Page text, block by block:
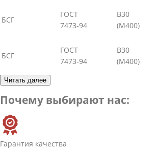
БСГ
ГОСТ
7473-94
В30
(М400)
БСГ
ГОСТ
7473-94
В30
(М400)
Читать далее
Почему выбирают нас:
Гарантия качества